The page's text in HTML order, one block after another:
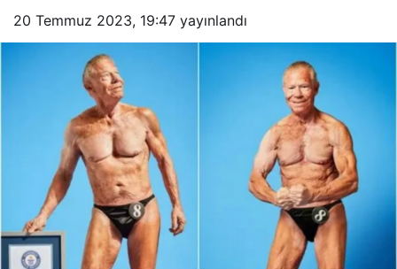
20 Temmuz 2023, 19:47 yayınlandı